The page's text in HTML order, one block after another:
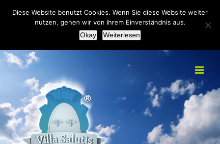
+49(0)2151 451092 info@villa-salutis.de
Facebook
Diese Website benutzt Cookies. Wenn Sie diese Website weiter
nutzen, gehen wir von ihrem Einverständnis aus.
Okay
Weiterlesen